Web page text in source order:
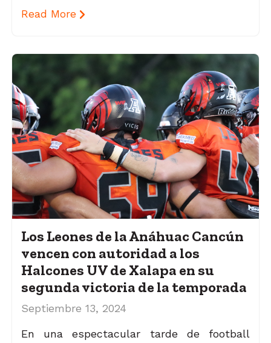
Read More
Los Leones de la Anáhuac Cancún
vencen con autoridad a los
Halcones UV de Xalapa en su
segunda victoria de la temporada
Septiembre 13, 2024
En una espectacular tarde de football